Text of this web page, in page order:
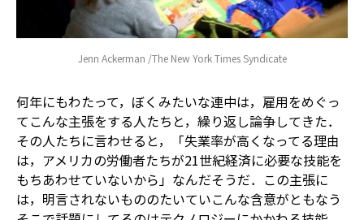
Jenn Ackerman /The New York Times Syndicate
何年にもわたって，ぼくみたいな連中は，雇用をめぐっ
てこんな主張をする人たちと，繰り返し論争してきた．
その人たちに言わせると，「失業率が高くなってる理由
は，アメリカの労働者たちが21世紀経済に必要な技能を
もちあわせていないから」なんだそうだ．この主張に
は，明言されないもののたいていこんな含意がともなう――